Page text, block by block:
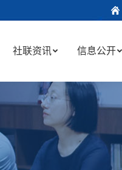
社联资讯 信息公开